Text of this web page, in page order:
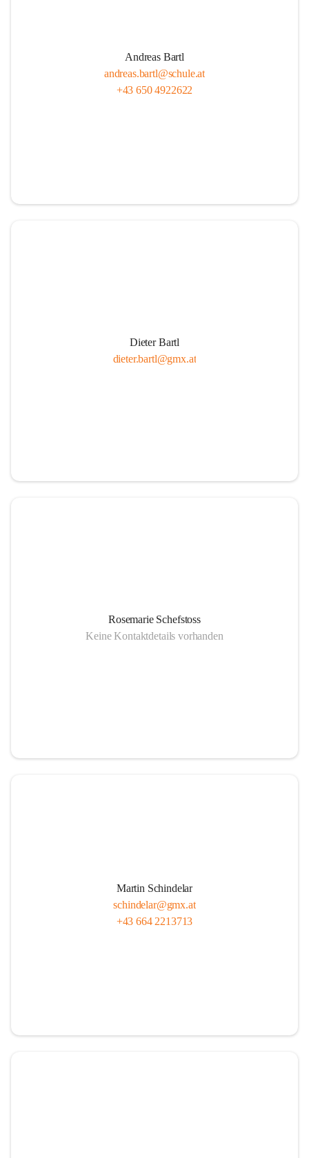
Andreas Bartl
andreas.bartl@schule.at
+43 650 4922622
Dieter Bartl
dieter.bartl@gmx.at
Rosemarie Schefstoss
Keine Kontaktdetails vorhanden
Martin Schindelar
schindelar@gmx.at
+43 664 2213713